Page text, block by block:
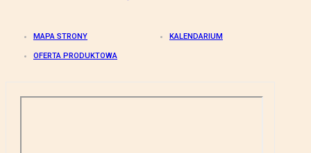
MAPA STRONY KALENDARIUM
OFERTA PRODUKTOWA